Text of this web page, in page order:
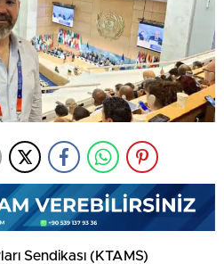
Sendikası (KTAMS)